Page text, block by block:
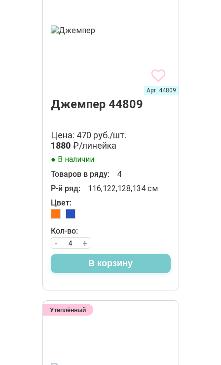
Джемпер 44809
Арт. 44809
Цена: 470 руб./шт.
1880₽/линейка
● В наличии
Товаров в ряду:
4
Р-й ряд:
116,122,128,134 см
Цвет:
Кол-во:
+
-
В корзину
Утеплённый